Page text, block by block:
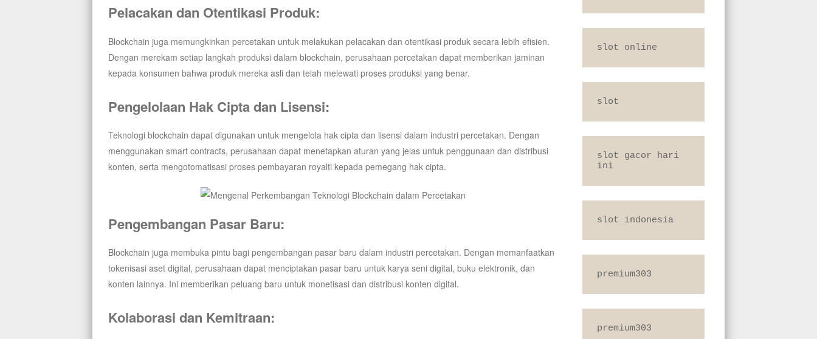
Pelacakan dan Otentikasi Produk:
Blockchain juga memungkinkan percetakan untuk melakukan pelacakan dan otentikasi produk secara lebih efisien.
Dengan merekam setiap langkah produksi dalam blockchain, perusahaan percetakan dapat memberikan jaminan
kepada konsumen bahwa produk mereka asli dan telah melewati proses produksi yang benar.
Pengelolaan Hak Cipta dan Lisensi:
Teknologi blockchain dapat digunakan untuk mengelola hak cipta dan lisensi dalam industri percetakan. Dengan
menggunakan smart contracts, perusahaan dapat menetapkan aturan yang jelas untuk penggunaan dan distribusi
konten, serta mengotomatisasi proses pembayaran royalti kepada pemegang hak cipta.
Pengembangan Pasar Baru:
Blockchain juga membuka pintu bagi pengembangan pasar baru dalam industri percetakan. Dengan memanfaatkan
tokenisasi aset digital, perusahaan dapat menciptakan pasar baru untuk karya seni digital, buku elektronik, dan
konten lainnya. Ini memberikan peluang baru untuk monetisasi dan distribusi konten digital.
Kolaborasi dan Kemitraan:
slot online
slot
slot gacor hari
ini
slot indonesia
premium303
premium303